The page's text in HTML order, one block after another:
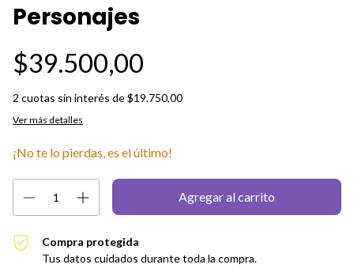
Personajes
$39.500,00
2 cuotas sin interés de$19.750,00
Ver más detalles
¡No te lo pierdas, es el último!
Compra protegida
Tus datos cuidados durante toda la compra.